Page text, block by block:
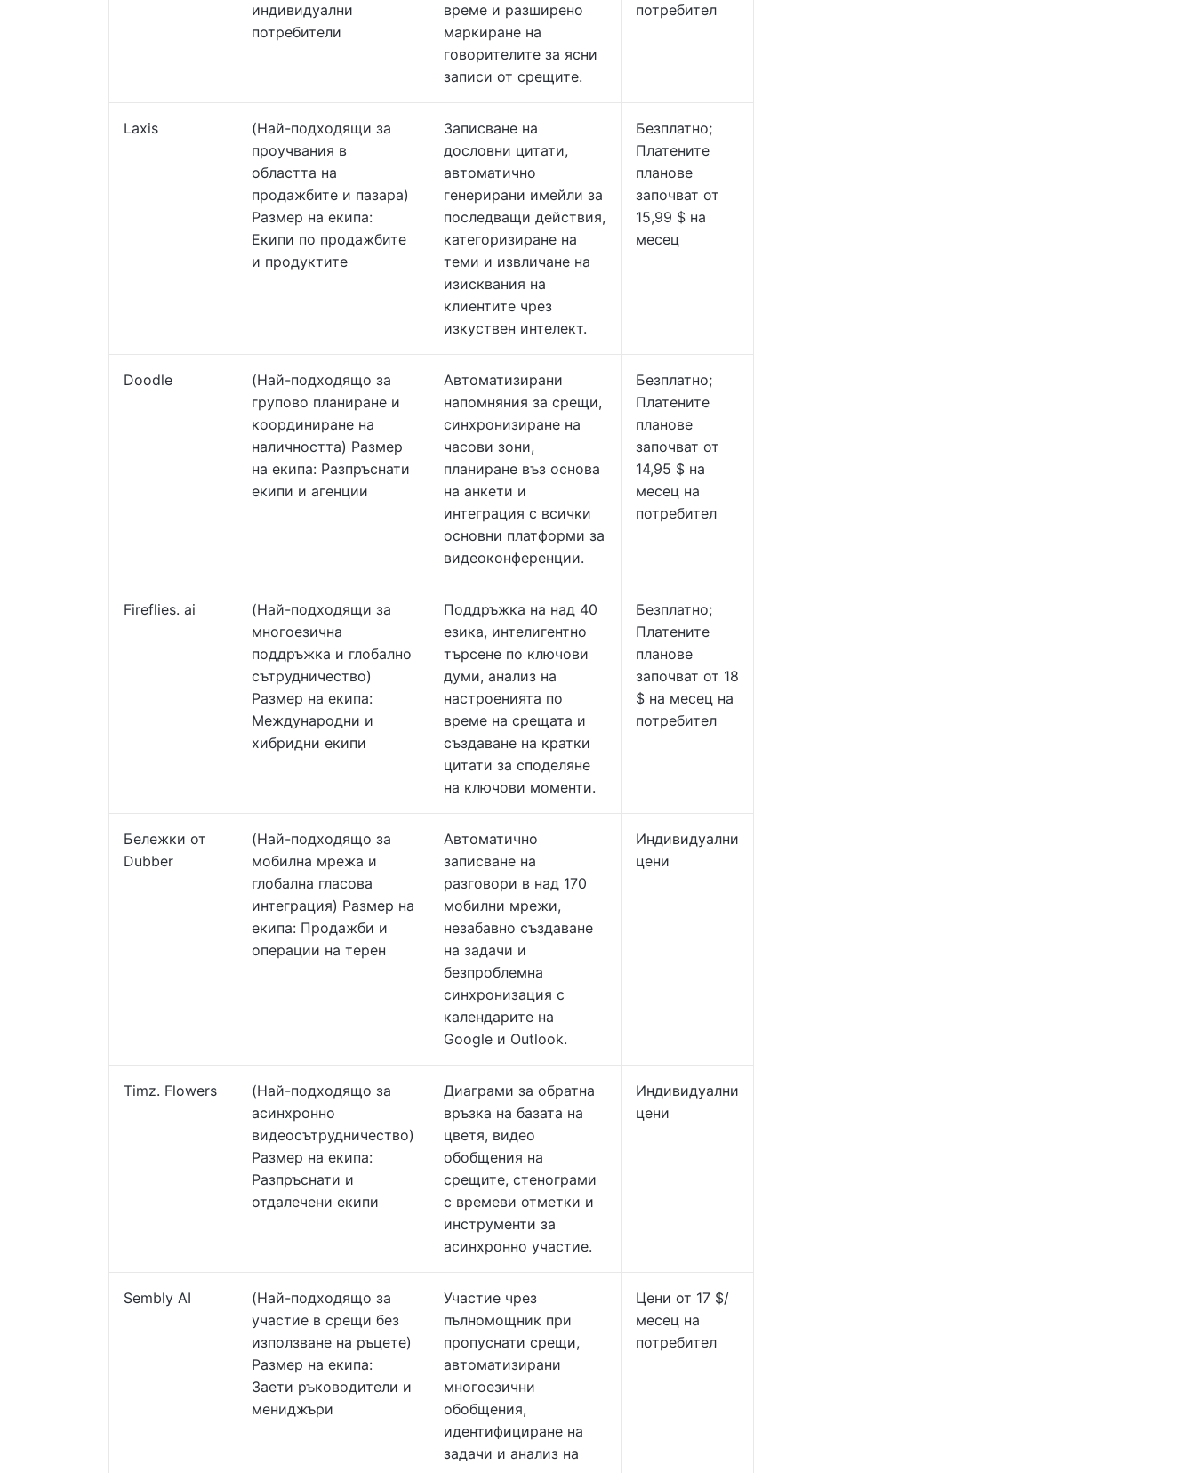
индивидуални
потребители
време и разширено
маркиране на
говорителите за ясни
записи от срещите.
потребител
Laxis
(Най-подходящи за
проучвания в
областта на
продажбите и пазара)
Размер на екипа:
Екипи по продажбите
и продуктите
Записване на
дословни цитати,
автоматично
генерирани имейли за
последващи действия,
категоризиране на
теми и извличане на
изисквания на
клиентите чрез
изкуствен интелект.
Безплатно;
Платените
планове
започват от
15,99 $ на
месец
Doodle
(Най-подходящо за
групово планиране и
координиране на
наличността) Размер
на екипа: Разпръснати
екипи и агенции
Автоматизирани
напомняния за срещи,
синхронизиране на
часови зони,
планиране въз основа
на анкети и
интеграция с всички
основни платформи за
видеоконференции.
Безплатно;
Платените
планове
започват от
14,95 $ на
месец на
потребител
Fireflies. ai
(Най-подходящи за
многоезична
поддръжка и глобално
сътрудничество)
Размер на екипа:
Международни и
хибридни екипи
Поддръжка на над 40
езика, интелигентно
търсене по ключови
думи, анализ на
настроенията по
време на срещата и
създаване на кратки
цитати за споделяне
на ключови моменти.
Безплатно;
Платените
планове
започват от 18
$ на месец на
потребител
Бележки от
Dubber
(Най-подходящо за
мобилна мрежа и
глобална гласова
интеграция) Размер на
екипа: Продажби и
операции на терен
Автоматично
записване на
разговори в над 170
мобилни мрежи,
незабавно създаване
на задачи и
безпроблемна
синхронизация с
календарите на
Google и Outlook.
Индивидуални
цени
Timz. Flowers
(Най-подходящо за
асинхронно
видеосътрудничество)
Размер на екипа:
Разпръснати и
отдалечени екипи
Диаграми за обратна
връзка на базата на
цветя, видео
обобщения на
срещите, стенограми
с времеви отметки и
инструменти за
асинхронно участие.
Индивидуални
цени
Sembly AI
(Най-подходящо за
участие в срещи без
използване на ръцете)
Размер на екипа:
Заети ръководители и
мениджъри
Участие чрез
пълномощник при
пропуснати срещи,
автоматизирани
многоезични
обобщения,
идентифициране на
задачи и анализ на
Цени от 17 $/
месец на
потребител